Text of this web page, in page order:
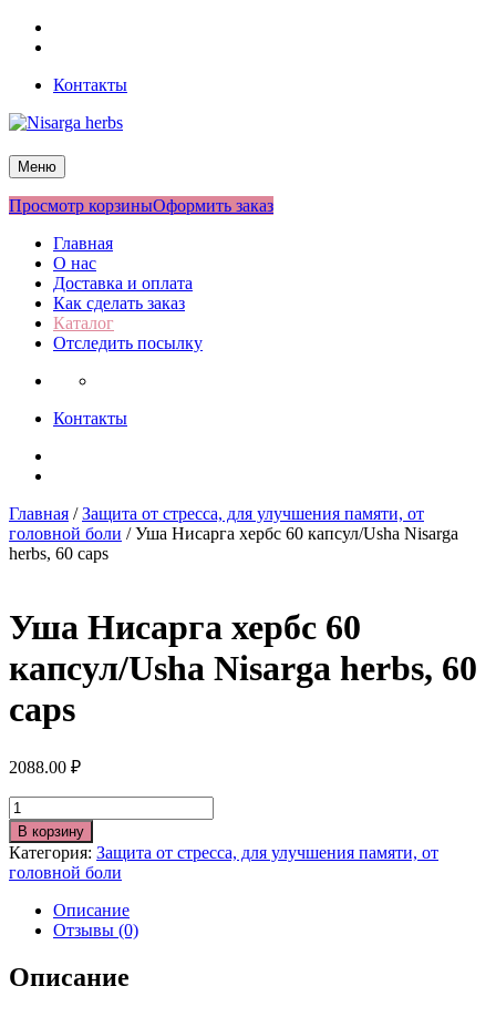
Перейти
Контакты
Nisarga herbs
Меню
Просмотр корзиныОформить заказ
Главная
О нас
Доставка и оплата
Как сделать заказ
Каталог
Отследить посылку
Контакты
Главная /Защита от стресса, для улучшения памяти, от
головной боли / Уша Нисарга хербс 60 капсул/Usha Nisarga
herbs, 60 caps
Уша Нисарга хербс 60
капсул/Usha Nisarga herbs, 60
caps
2088.00 ₽
Количество
В корзину
Категория: Защита от стресса, для улучшения памяти, от
головной боли
Описание
Отзывы (0)
Описание